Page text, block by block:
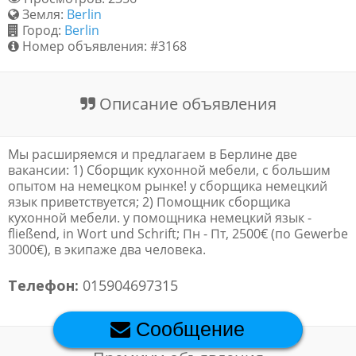
Обратная связь
Земля: Berlin
Город: Berlin
Номер объявления: #3168
Описание объявления
Мы расширяемся и предлагаем в Берлине две
вакансии: 1) Cборщик кухонной мебели, с большим
опытом на немецком рынке! у сборщика немецкий
язык приветствуется; 2) Помощник сборщика
кухонной мебели. у помощника немецкий язык -
fließend, in Wort und Schrift; Пн - Пт, 2500€ (по Gewerbe
3000€), в экипаже два человека.
Телефон: 015904697315
Сообщение